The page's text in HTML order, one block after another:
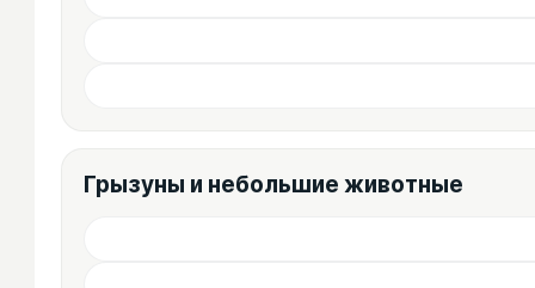
Грызуны и небольшие животные